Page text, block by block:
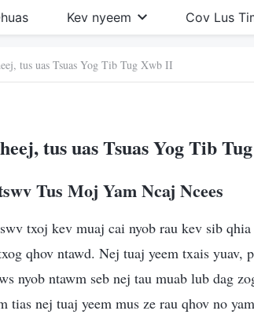
Kev nyeem Cov Lus
tus uas Tsuas Yog Tib Tug Xwb II
tus uas Tsuas Yog Tib
Tus Moj Yam Ncaj Ncees
txoj kev muaj cai nyob rau kev sib
qhov ntawd. Nej tuaj yeem txais yuav,
nyob ntawm seb nej tau muab lub dag
tias nej tuaj yeem mus ze rau qhov no